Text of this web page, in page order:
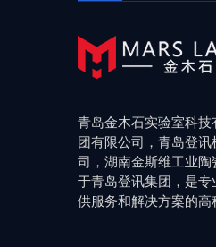
青岛金木石实验室科
团有限公司，青岛登
司，湖南金斯维工业
于青岛登讯集团，是
供服务和解决方案的高